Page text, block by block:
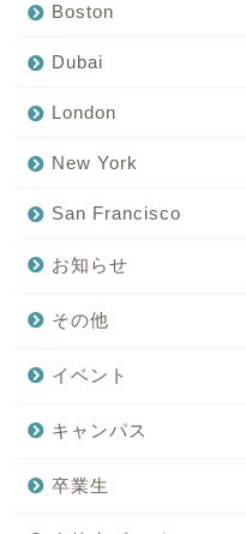
Boston
Dubai
London
New York
San Francisco
お知らせ
その他
イベント
キャンパス
卒業生